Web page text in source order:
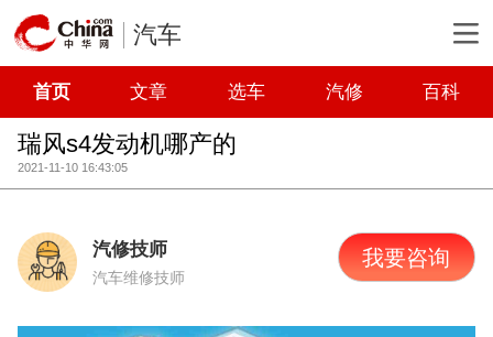
汽车
首页 文章 选车 汽修 百科
瑞风s4发动机哪产的
2021-11-10 16:43:05
汽修技师
汽车维修技师
我要咨询